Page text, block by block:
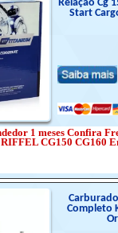
Relação Cg
Start
1 meses Confira
CG150 CG160
Completo